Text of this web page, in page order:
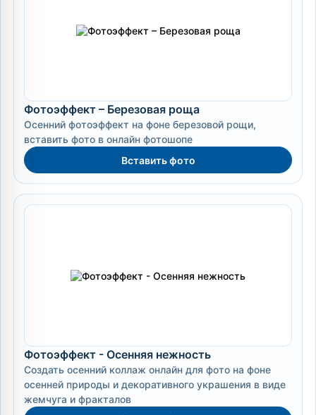
Фотоэффект – Березовая роща
Осенний фотоэффект на фоне березовой рощи,
вставить фото в онлайн фотошопе
Вставить фото
Фотоэффект - Осенняя нежность
Создать осенний коллаж онлайн для фото на фоне
осенней природы и декоративного украшения в виде
жемчуга и фракталов